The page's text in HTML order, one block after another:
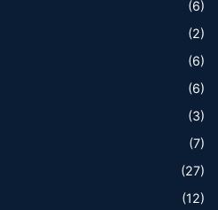
(6)
(2)
(6)
(6)
(3)
(7)
(27)
(12)